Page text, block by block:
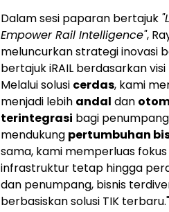
Dalam sesi paparan bertajuk
Empower Rail Intelligence",
meluncurkan strategi inovasi
bertajuk iRAIL berdasarkan
Melalui solusi cerdas, kami
menjadi lebih andal dan
terintegrasi bagi
mendukung pertumbuhan
sama, kami memperluas
infrastruktur tetap hingga
dan penumpang, bisnis
berbasiskan solusi TIK terbaru."